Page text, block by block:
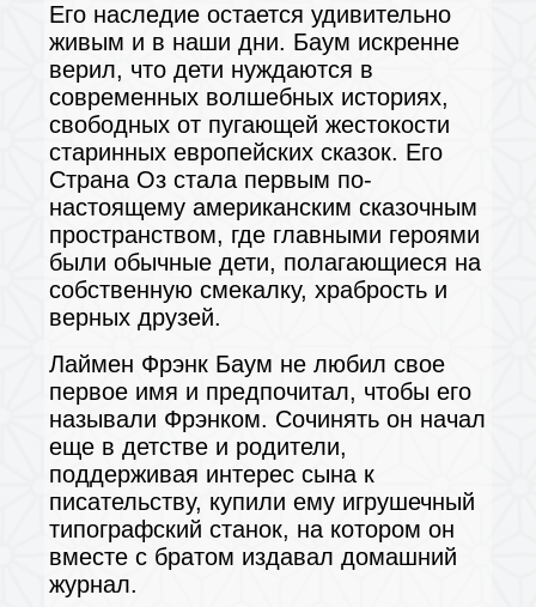
Его наследие остается удивительно
живым и в наши дни. Баум искренне
верил, что дети нуждаются в
современных волшебных историях,
свободных от пугающей жестокости
старинных европейских сказок. Его
Страна Оз стала первым по-
настоящему американским сказочным
пространством, где главными героями
были обычные дети, полагающиеся на
собственную смекалку, храбрость и
верных друзей.
Лаймен Фрэнк Баум не любил свое
первое имя и предпочитал, чтобы его
называли Фрэнком. Сочинять он начал
еще в детстве и родители,
поддерживая интерес сына к
писательству, купили ему игрушечный
типографский станок, на котором он
вместе с братом издавал домашний
журнал.